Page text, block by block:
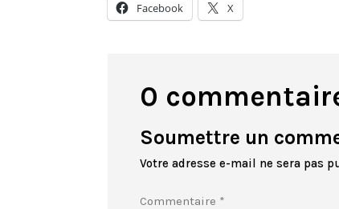
Facebook X
0
Soumettre un
Votre adresse e-mail ne sera pas